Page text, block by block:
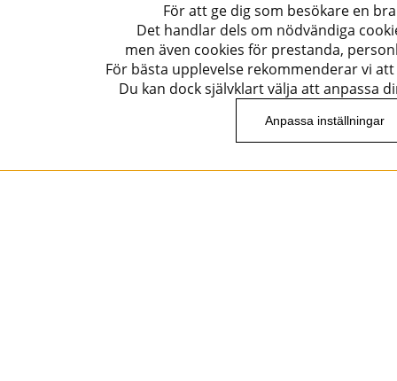
För att ge dig som besökare en
Det handlar dels om nödvändiga
men även cookies för prestanda,
För bästa upplevelse rekommenderar vi
Du kan dock självklart välja att anpassa
Anpassa inställningar